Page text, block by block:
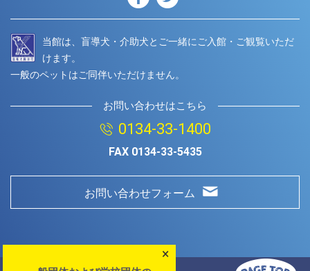
当館は、盲導犬・介助犬とご一緒にご入館・ご観覧いただ
けます。
一般のペットはご同伴いただけません。
お問い合わせはこちら
0134-33-1400
FAX 0134-33-5435
お問い合わせフォーム
×